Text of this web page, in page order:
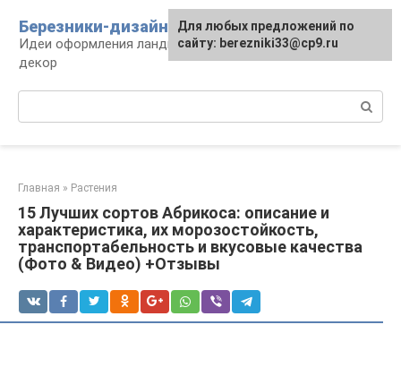
контенту
Березники-дизайн
Идеи оформления ландшафта, сооружения и
декор
Главная » Растения
15 Лучших сортов Абрикоса: описание и
характеристика, их морозостойкость,
транспортабельность и вкусовые качества
(Фото & Видео) +Отзывы
Для любых предложений по
сайту: berezniki33@cp9.ru